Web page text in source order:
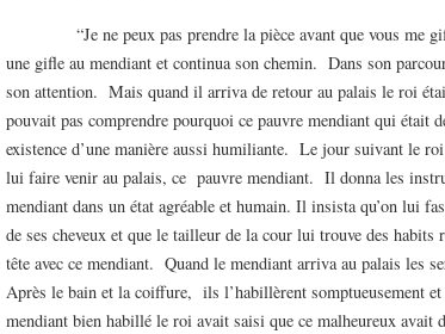
“Je ne peux pas prendre la pièce avant que vous me
une gifle au mendiant et continua son chemin. Dans son
son attention. Mais quand il arriva de retour au palais le roi
pouvait pas comprendre pourquoi ce pauvre mendiant qui était
existence d’une manière aussi humiliante. Le jour suivant le
lui faire venir au palais, ce pauvre mendiant. Il donna les
mendiant dans un état agréable et humain. Il insista qu’on lui
de ses cheveux et que le tailleur de la cour lui trouve des
tête avec ce mendiant. Quand le mendiant arriva au palais les
Après le bain et la coiffure, ils l’habillèrent somptueusement
mendiant bien habillé le roi avait saisi que ce malheureux avait